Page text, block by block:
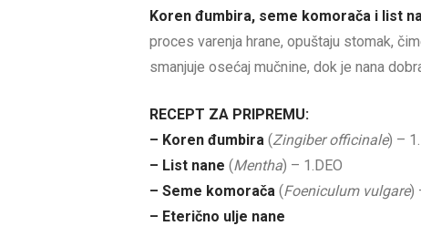
Koren đumbira, seme komorača i list
proces varenja hrane, opuštaju stomak,
smanjuje osećaj mučnine, dok je nana
RECEPT ZA PRIPREMU:
– Koren đumbira (Zingiber officinale) –
– List nane (Mentha) – 1.DEO
– Seme komorača (Foeniculum vulgare)
– Eterično ulje nane